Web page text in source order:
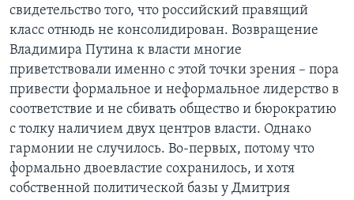
свидетельство того, что российский правящий
класс отнюдь не консолидирован. Возвращение
Владимира Путина к власти многие
приветствовали именно с этой точки зрения – пора
привести формальное и неформальное лидерство в
соответствие и не сбивать общество и бюрократию
с толку наличием двух центров власти. Однако
гармонии не случилось. Во-первых, потому что
формально двоевластие сохранилось, и хотя
собственной политической базы у Дмитрия